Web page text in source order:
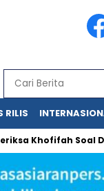
RILIS
Khofifah Soal